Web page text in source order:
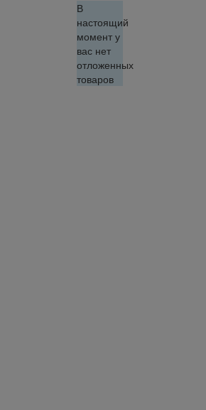
В
настоящий
момент у
вас нет
отложенных
товаров